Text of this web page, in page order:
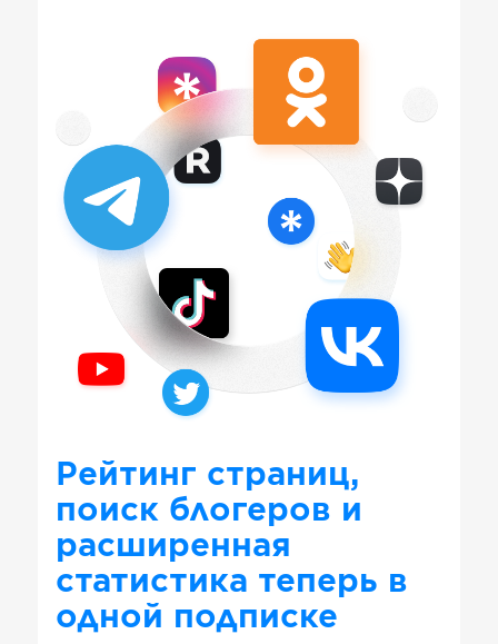
Рейтинг страниц,
поиск блогеров и
расширенная
статистика теперь в
одной подписке